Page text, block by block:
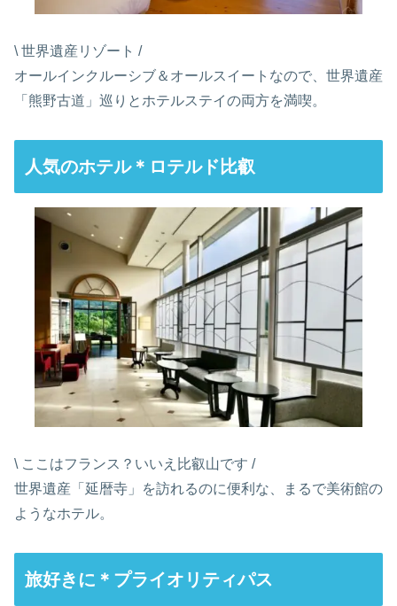
\ 世界遺産リゾート /
オールインクルーシブ＆オールスイートなので、世界遺産
「熊野古道」巡りとホテルステイの両方を満喫。
人気のホテル＊ロテルド比叡
\ ここはフランス？いいえ比叡山です /
世界遺産「延暦寺」を訪れるのに便利な、まるで美術館の
ようなホテル。
旅好きに＊プライオリティパス